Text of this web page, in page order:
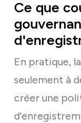
Ce que
En pratique,
seulement à
créer une